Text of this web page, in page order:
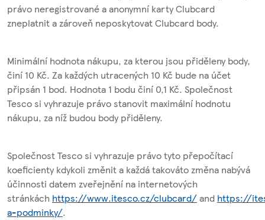
právo neregistrované a anonymní karty Clubcard
zneplatnit a zároveň neposkytovat Clubcard body.
Minimální hodnota nákupu, za kterou jsou přiděleny body,
činí 10 Kč. Za každých utracených 10 Kč bude na účet
připsán 1 bod. Hodnota 1 bodu činí 0,1 Kč. Společnost
Tesco si vyhrazuje právo stanovit maximální hodnotu
nákupu, za níž budou body přiděleny.
Společnost Tesco si vyhrazuje právo tyto přepočítací
koeficienty kdykoli změnit a každá takováto změna nabývá
účinnosti datem zveřejnění na internetových
stránkách https://www.itesco.cz/clubcard/and https://
a-podminky/.